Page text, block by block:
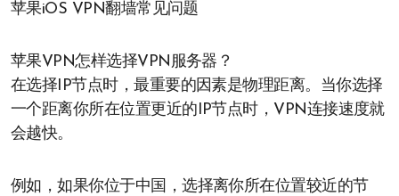
苹果iOS VPN翻墙常见问题
苹果VPN怎样选择VPN服务器？
在选择IP节点时，最重要的因素是物理距离。当你选择
一个距离你所在位置更近的IP节点时，VPN连接速度就
会越快。
例如，如果你位于中国，选择离你所在位置较近的节